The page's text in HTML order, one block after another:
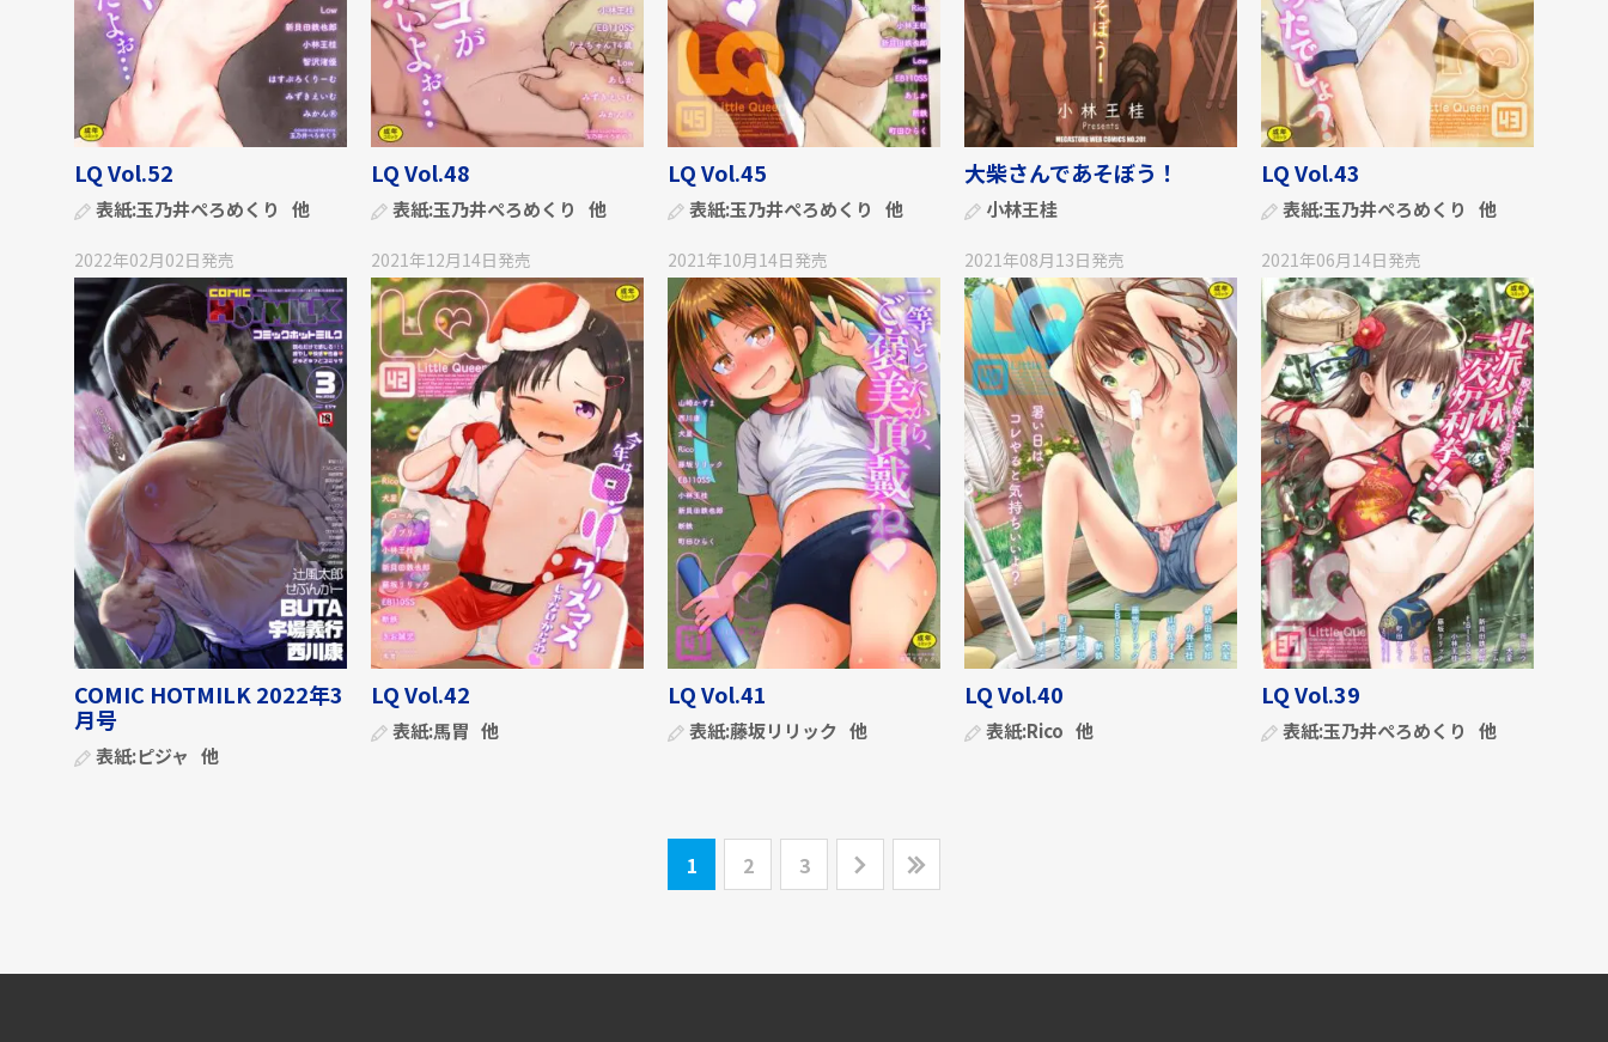
LQ Vol.52
表紙:玉乃井ぺろめくり 他
LQ Vol.48
表紙:玉乃井ぺろめくり 他
LQ Vol.45
表紙:玉乃井ぺろめくり 他
大柴さんであそぼう！
小林王桂
LQ Vol.43
表紙:玉乃井ぺろめくり 他
2022年02月02日発売
COMIC HOTMILK 2022年3
月号
表紙:ピジャ 他
2021年12月14日発売
LQ Vol.42
表紙:馬胃 他
2021年10月14日発売
LQ Vol.41
表紙:藤坂リリック 他
2021年08月13日発売
LQ Vol.40
表紙:Rico 他
2021年06月14日発売
LQ Vol.39
表紙:玉乃井ぺろめくり 他
1 2 3